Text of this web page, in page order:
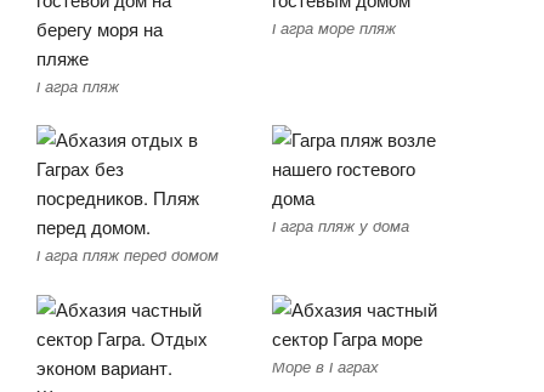
Гагра пляж
Гагра море пляж
Гагра пляж перед домом
Гагра пляж у дома
Море в Гаграх